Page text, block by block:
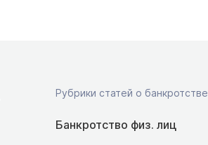
Рубрики статей о банкротстве
Банкротство физ. лиц